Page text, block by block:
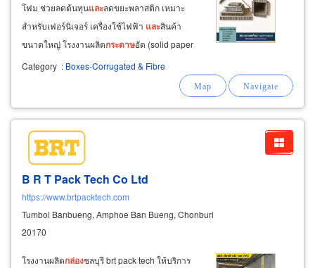
โฟม ช่วยลดต้นทุนและลดขยะพลาสติก เหมาะ
สำหรับเฟอร์นิเจอร์ เครื่องใช้ไฟฟ้า และสินค้า
ขนาดใหญ่ โรงงานผลิตกระดาษอัด (solid paper
board manufacturer) ผู้ผลิตจำหน่ายส่งกระดาษ
อัดแผ่นใหญ่ ใช้เป็นพื้น
กล่อง
Category : Boxes-Corrugated & Fibre
B R T Pack Tech Co Ltd
https://www.brtpacktech.com
Tumbol Banbueng, Amphoe Ban Bueng, Chonburi
20170
โรงงานผลิตกล่องชลบุรี brt pack tech ให้บริการ